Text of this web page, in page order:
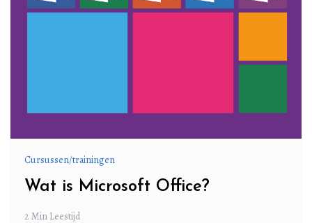
Cursussen/trainingen
Wat is Microsoft Office?
2 Min Leestijd